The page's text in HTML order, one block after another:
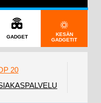
GADGET
KESÄN
GADGETIT
20